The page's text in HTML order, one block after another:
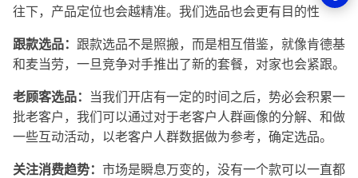
往下，产品定位也会越精准。我们选品也会更有目的性
跟款选品： 跟款选品不是照搬，而是相互借鉴，就像肯德基
和麦当劳，一旦竞争对手推出了新的套餐，对家也会紧跟。
老顾客选品：
当我们开店有一定的时间之后，势必会积累一
批老客户，我们可以通过对于老客户人群画像的分解、和做
一些互动活动，以老客户人群数据做为参考，确定选品。
关注消费趋势： 市场是瞬息万变的，没有一个款可以一直都